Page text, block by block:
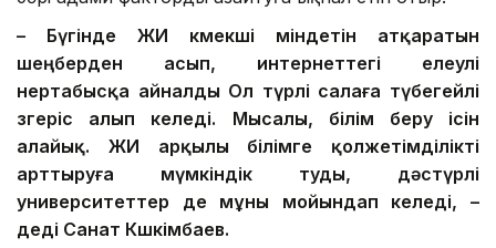
– Бүгінде ЖИ көмекші міндетін атқаратын
шеңберден асып, интернеттегі елеулі
өнертабысқа айналды Ол түрлі салаға түбегейлі
өзгеріс алып келеді. Мысалы, білім беру ісін
алайық. ЖИ арқылы білімге қолжетімділікті
арттыруға мүмкіндік туды, дәстүрлі
университеттер де мұны мойындап келеді, –
деді Санат Көшкімбаев.